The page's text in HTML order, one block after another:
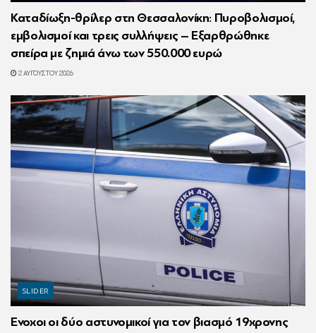
Καταδίωξη-θρίλερ στη Θεσσαλονίκη: Πυροβολισμοί,
εμβολισμοί και τρεις συλλήψεις – Εξαρθρώθηκε
σπείρα με ζημιά άνω των 550.000 ευρώ
2 ΑΥΓΟΎΣΤΟΥ 2026
SLIDER
Ένοχοι οι δύο αστυνομικοί για τον βιασμό 19χρονης